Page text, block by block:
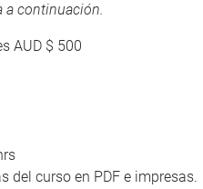
a continuación.
AUD $ 500
del curso en PDF e impresas.